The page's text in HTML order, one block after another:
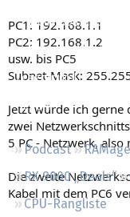
Neue Beiträge
Neueste Aktivitäten
Leserartikel
Regeln
Podcast
RX 9000 „Deals“
CPU-Rangliste
PC1: 192.168.1.1
PC2: 192.168.1.2
usw. bis PC5
Subnet-Mask:
Jetzt würde ich gerne
zwei
5 PC - Netzwerk,
Die zweite
Kabel mit dem PC6